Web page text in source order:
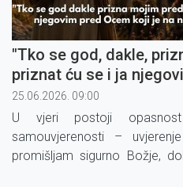
"Tko se god, dakle,
priznat ću se i ja
na nebesima" (4)
25.06.2026. 09:00
U vjeri postoji
samouvjerenosti –
promišljam sigurno Božje,